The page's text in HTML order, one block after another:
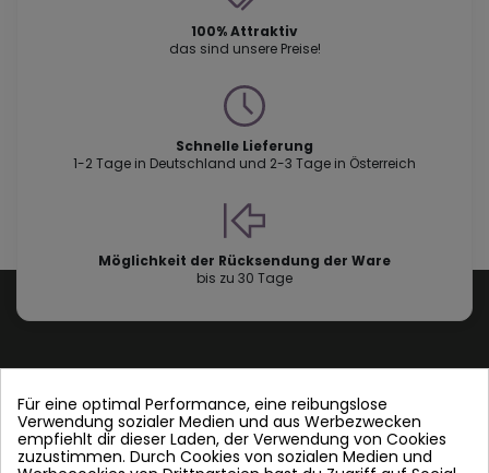
100% Attraktiv
das sind unsere Preise!
Schnelle Lieferung
1-2 Tage in Deutschland und 2-3 Tage in Österreich
Möglichkeit der Rücksendung der Ware
bis zu 30 Tage
Contact us
Für eine optimal Performance, eine reibungslose
Verwendung sozialer Medien und aus Werbezwecken
empfiehlt dir dieser Laden, der Verwendung von Cookies
zuzustimmen. Durch Cookies von sozialen Medien und